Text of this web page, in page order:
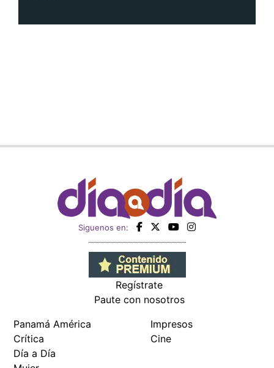
Siguenos en:
Regístrate
Paute con nosotros
Panamá América
Crítica
Día a Día
Impresos
Cine